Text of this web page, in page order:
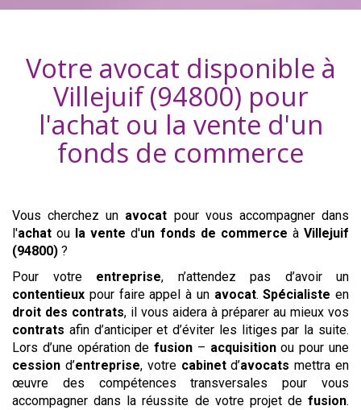
Votre avocat disponible à
Villejuif (94800) pour
l'achat ou la vente d'un
fonds de commerce
Vous cherchez un avocat pour vous accompagner dans
l'achatou la vented'un fonds de commerce àVillejuif
(94800) ?
Pour votre entreprise, n’attendez pas d’avoir un
contentieux pour faire appel à un avocat.Spécialiste en
droit des contrats, il vous aidera à préparer au mieux vos
contrats afin d’anticiper et d’éviter les litiges par la suite.
Lors d’une opération defusion – acquisitionou pour une
cession d’entreprise, votre cabinetd’avocats mettra en
œuvre des compétences transversales pour vous
accompagner dans la réussite de votre projet de fusion.